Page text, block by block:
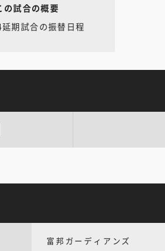
の試合の概要
期試合の振替日程
富邦ガーディアンズ